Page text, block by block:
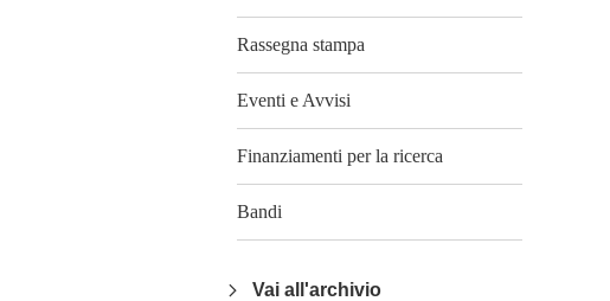
Rassegna stampa
Eventi e Avvisi
Finanziamenti per la ricerca
Bandi
Vai all'archivio